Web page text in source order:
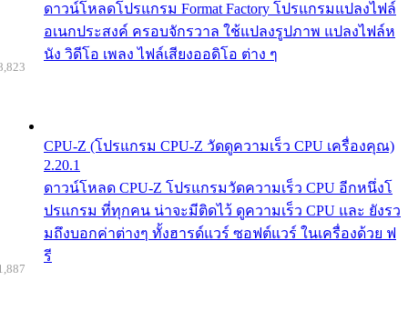
ดาวน์โหลดโปรแกรม Format Factory โปรแกรมแปลงไฟล์
อเนกประสงค์ ครอบจักรวาล ใช้แปลงรูปภาพ แปลงไฟล์ห
นัง วิดีโอ เพลง ไฟล์เสียงออดิโอ ต่าง ๆ
CPU-Z (โปรแกรม CPU-Z วัดดูความเร็ว CPU เครื่องคุณ)
2.20.1
ดาวน์โหลด CPU-Z โปรแกรมวัดความเร็ว CPU อีกหนึ่งโ
ปรแกรม ที่ทุกคน น่าจะมีติดไว้ ดูความเร็ว CPU และ ยังรว
มถึงบอกค่าต่างๆ ทั้งฮารด์แวร์ ซอฟต์แวร์ ในเครื่องด้วย ฟ
รี